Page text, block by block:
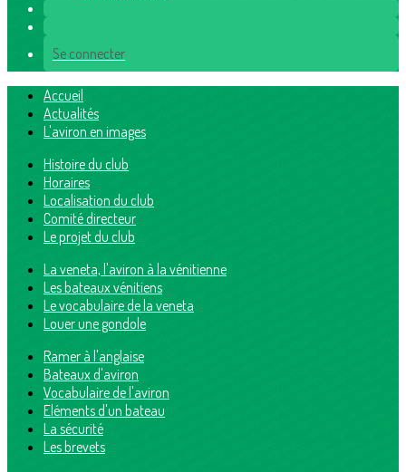
Se connecter
Accueil
Actualités
L'aviron en images
Histoire du club
Horaires
Localisation du club
Comité directeur
Le projet du club
La veneta, l'aviron à la vénitienne
Les bateaux vénitiens
Le vocabulaire de la veneta
Louer une gondole
Ramer à l'anglaise
Bateaux d'aviron
Vocabulaire de l'aviron
Eléments d'un bateau
La sécurité
Les brevets